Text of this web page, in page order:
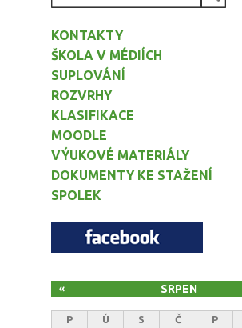
KONTAKTY
ŠKOLA V MÉDIÍCH
SUPLOVÁNÍ
ROZVRHY
KLASIFIKACE
MOODLE
VÝUKOVÉ MATERIÁLY
DOKUMENTY KE STAŽENÍ
SPOLEK
SRPEN
«
P Ú S Č P